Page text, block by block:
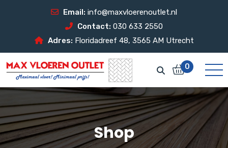
Email: info@maxvloerenoutlet.nl
Contact: 030 633 2550
Adres: Floridadreef 48, 3565 AM Utrecht
0
Shop